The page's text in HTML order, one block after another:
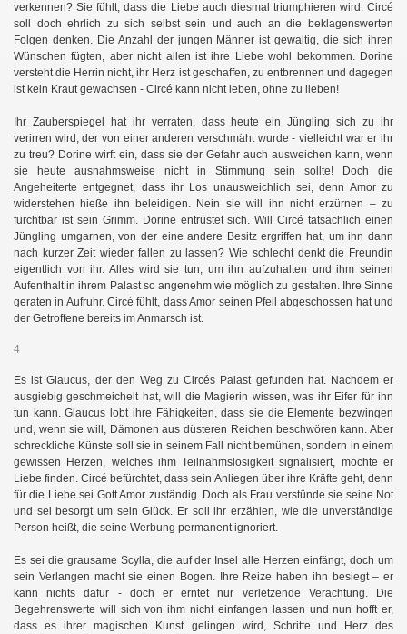
verkennen? Sie fühlt, dass die Liebe auch diesmal triumphieren wird. Circé
soll doch ehrlich zu sich selbst sein und auch an die beklagenswerten
Folgen denken. Die Anzahl der jungen Männer ist gewaltig, die sich ihren
Wünschen fügten, aber nicht allen ist ihre Liebe wohl bekommen. Dorine
versteht die Herrin nicht, ihr Herz ist geschaffen, zu entbrennen und dagegen
ist kein Kraut gewachsen - Circé kann nicht leben, ohne zu lieben!
Ihr Zauberspiegel hat ihr verraten, dass heute ein Jüngling sich zu ihr
verirren wird, der von einer anderen verschmäht wurde - vielleicht war er ihr
zu treu? Dorine wirft ein, dass sie der Gefahr auch ausweichen kann, wenn
sie heute ausnahmsweise nicht in Stimmung sein sollte! Doch die
Angeheiterte entgegnet, dass ihr Los unausweichlich sei, denn Amor zu
widerstehen hieße ihn beleidigen. Nein sie will ihn nicht erzürnen – zu
furchtbar ist sein Grimm. Dorine entrüstet sich. Will Circé tatsächlich einen
Jüngling umgarnen, von der eine andere Besitz ergriffen hat, um ihn dann
nach kurzer Zeit wieder fallen zu lassen? Wie schlecht denkt die Freundin
eigentlich von ihr. Alles wird sie tun, um ihn aufzuhalten und ihm seinen
Aufenthalt in ihrem Palast so angenehm wie möglich zu gestalten. Ihre Sinne
geraten in Aufruhr. Circé fühlt, dass Amor seinen Pfeil abgeschossen hat und
der Getroffene bereits im Anmarsch ist.
4
Es ist Glaucus, der den Weg zu Circés Palast gefunden hat. Nachdem er
ausgiebig geschmeichelt hat, will die Magierin wissen, was ihr Eifer für ihn
tun kann. Glaucus lobt ihre Fähigkeiten, dass sie die Elemente bezwingen
und, wenn sie will, Dämonen aus düsteren Reichen beschwören kann. Aber
schreckliche Künste soll sie in seinem Fall nicht bemühen, sondern in einem
gewissen Herzen, welches ihm Teilnahmslosigkeit signalisiert, möchte er
Liebe finden. Circé befürchtet, dass sein Anliegen über ihre Kräfte geht, denn
für die Liebe sei Gott Amor zuständig. Doch als Frau verstünde sie seine Not
und sei besorgt um sein Glück. Er soll ihr erzählen, wie die unverständige
Person heißt, die seine Werbung permanent ignoriert.
Es sei die grausame Scylla, die auf der Insel alle Herzen einfängt, doch um
sein Verlangen macht sie einen Bogen. Ihre Reize haben ihn besiegt – er
kann nichts dafür - doch er erntet nur verletzende Verachtung. Die
Begehrenswerte will sich von ihm nicht einfangen lassen und nun hofft er,
dass es ihrer magischen Kunst gelingen wird, Schritte und Herz des